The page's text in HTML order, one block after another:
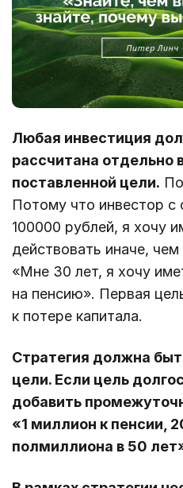
Любая инвестиция
рассчитана отдельно
поставленной цели.
Потому что инвестор
100000 рублей, я хочу
действовать иначе,
«Мне 30 лет, я хочу
на пенсию». Первая
к потере капитала.
Стратегия должна
цели. Если цель
добавить
«1 миллион к пенсии,
полмиллиона в 50